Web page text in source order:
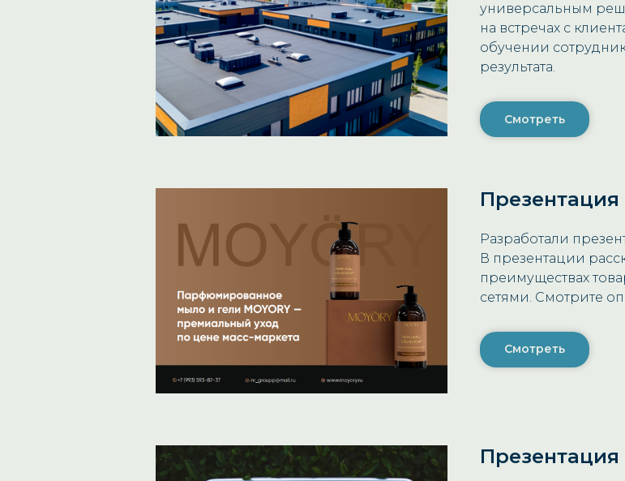
универсальным
на встречах с
обучении
результата.
Смотреть
Презентация
Разработали
В презентации
преимуществах
сетями. Смотрите
Смотреть